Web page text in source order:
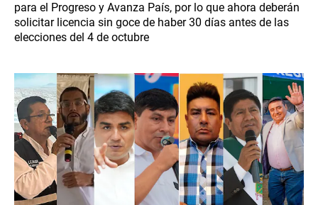
para el Progreso y Avanza País, por lo que ahora deberán
solicitar licencia sin goce de haber 30 días antes de las
elecciones del 4 de octubre